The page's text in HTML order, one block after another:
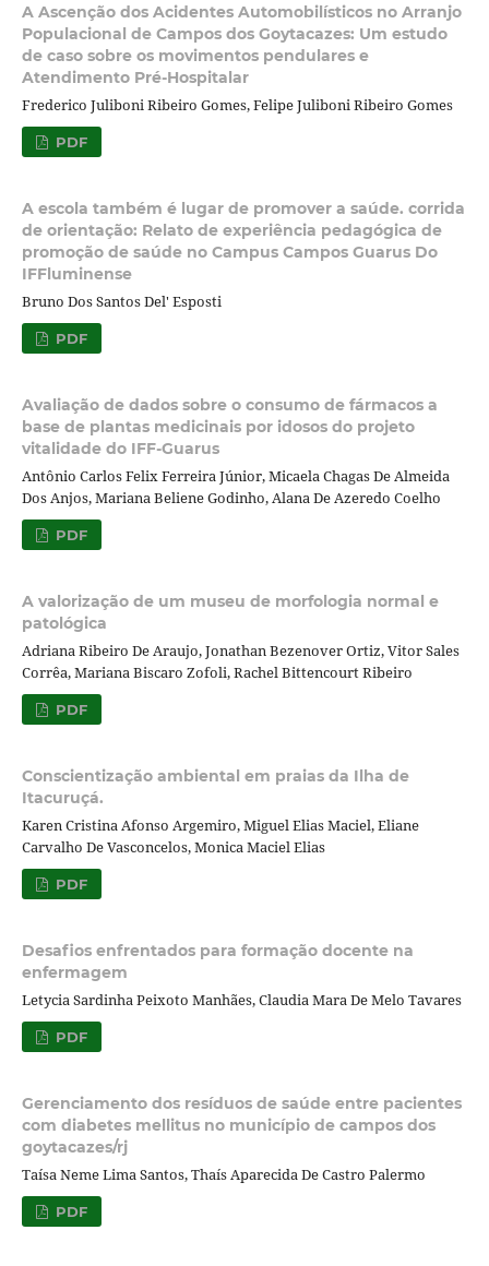
A Ascenção dos Acidentes Automobilísticos no Arranjo
Populacional de Campos dos Goytacazes: Um estudo
de caso sobre os movimentos pendulares e
Atendimento Pré-Hospitalar
Frederico Juliboni Ribeiro Gomes, Felipe Juliboni Ribeiro Gomes
PDF
A escola também é lugar de promover a saúde. corrida
de orientação: Relato de experiência pedagógica de
promoção de saúde no Campus Campos Guarus Do
IFFluminense
Bruno Dos Santos Del' Esposti
PDF
Avaliação de dados sobre o consumo de fármacos a
base de plantas medicinais por idosos do projeto
vitalidade do IFF-Guarus
Antônio Carlos Felix Ferreira Júnior, Micaela Chagas De Almeida
Dos Anjos, Mariana Beliene Godinho, Alana De Azeredo Coelho
PDF
A valorização de um museu de morfologia normal e
patológica
Adriana Ribeiro De Araujo, Jonathan Bezenover Ortiz, Vitor Sales
Corrêa, Mariana Biscaro Zofoli, Rachel Bittencourt Ribeiro
PDF
Conscientização ambiental em praias da Ilha de
Itacuruçá.
Karen Cristina Afonso Argemiro, Miguel Elias Maciel, Eliane
Carvalho De Vasconcelos, Monica Maciel Elias
PDF
Desafios enfrentados para formação docente na
enfermagem
Letycia Sardinha Peixoto Manhães, Claudia Mara De Melo Tavares
PDF
Gerenciamento dos resíduos de saúde entre pacientes
com diabetes mellitus no município de campos dos
goytacazes/rj
Taísa Neme Lima Santos, Thaís Aparecida De Castro Palermo
PDF